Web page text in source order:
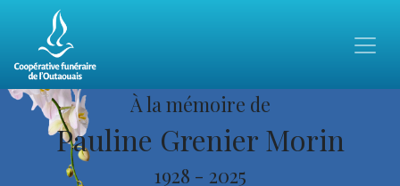
À la mémoire de
Pauline Grenier Morin
1928 - 2025